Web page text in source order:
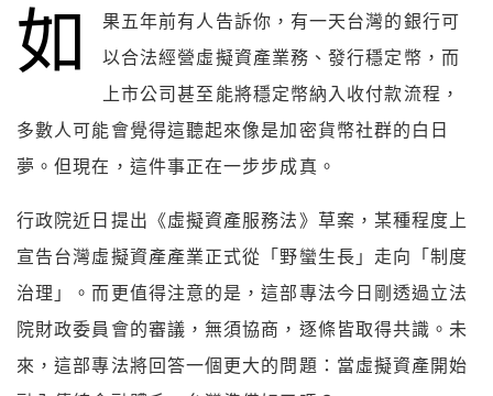
如
果五年前有人告訴你，有一天台灣的銀行可
以合法經營虛擬資產業務、發行穩定幣，而
上市公司甚至能將穩定幣納入收付款流程，
多數人可能會覺得這聽起來像是加密貨幣社群的白日
夢。但現在，這件事正在一步步成真。
行政院近日提出《虛擬資產服務法》草案，某種程度上
宣告台灣虛擬資產產業正式從「野蠻生長」走向「制度
治理」。而更值得注意的是，這部專法今日剛透過立法
院財政委員會的審議，無須協商，逐條皆取得共識。未
來，這部專法將回答一個更大的問題：當虛擬資產開始